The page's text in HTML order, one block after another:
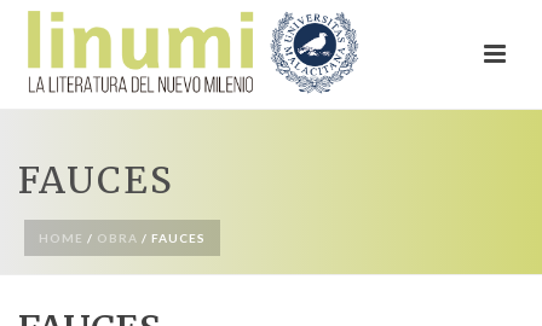
FAUCES
HOME / OBRA / FAUCES